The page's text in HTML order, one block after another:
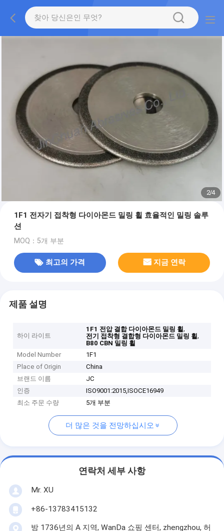
2/4
1F1 전자기 접착형 다이아몬드 밀링 휠 효율적인 밀링 솔루
션
MOQ：5개 부분
최고의 가격 지금 연락
제품 설명
하이 라이트
1F1 전압 결합 다이아몬드 밀링 휠,
전기 접착형 결합형 다이아몬드 밀링 휠,
B80 CBN 밀링 휠
Model Number
1F1
Place of Origin
China
브랜드 이름
JC
인증
ISO9001:2015,ISOCE16949
최소 주문 수량
5개 부분
더 많은 것을 전망하십시오
연락처 세부 사항
Mr. XU
+86-13783415132
방 1736년의 A 지역, WanDa 쇼핑 센터, zhengzhou, 허